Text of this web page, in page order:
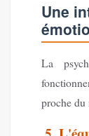
Une
La
proche du